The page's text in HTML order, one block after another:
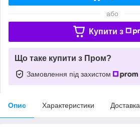
або
Купити з
Що таке купити з Пром?
Замовлення під захистом
Опис Характеристики Доставка